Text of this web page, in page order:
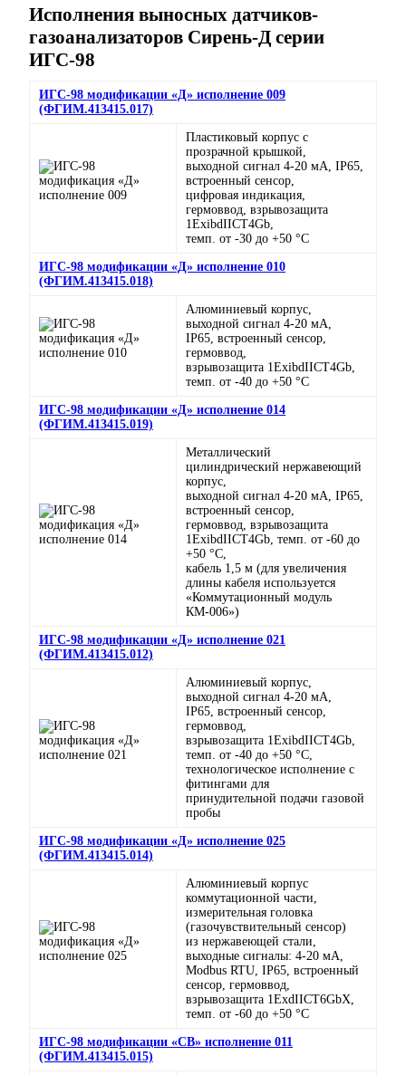
Исполнения выносных датчиков-
газоанализаторов Сирень-Д серии
ИГС-98
ИГС-98 модификации «Д» исполнение 009
(ФГИМ.413415.017)
Пластиковый корпус с
прозрачной крышкой,
выходной сигнал 4-20 мА, IP65,
встроенный сенсор,
цифровая индикация,
гермоввод, взрывозащита
1ExibdIICT4Gb,
темп. от -30 до +50 °C
ИГС-98 модификации «Д» исполнение 010
(ФГИМ.413415.018)
Алюминиевый корпус,
выходной сигнал 4-20 мА,
IP65, встроенный сенсор,
гермоввод,
взрывозащита 1ExibdIICT4Gb,
темп. от -40 до +50 °C
ИГС-98 модификации «Д» исполнение 014
(ФГИМ.413415.019)
Металлический
цилиндрический нержавеющий
корпус,
выходной сигнал 4-20 мА, IP65,
встроенный сенсор,
гермоввод, взрывозащита
1ExibdIICT4Gb, темп. от -60 до
+50 °C,
кабель 1,5 м (для увеличения
длины кабеля используется
«Коммутационный модуль
КМ-006»)
ИГС-98 модификации «Д» исполнение 021
(ФГИМ.413415.012)
Алюминиевый корпус,
выходной сигнал 4-20 мА,
IP65, встроенный сенсор,
гермоввод,
взрывозащита 1ExibdIICT4Gb,
темп. от -40 до +50 °C,
технологическое исполнение с
фитингами для
принудительной подачи газовой
пробы
ИГС-98 модификации «Д» исполнение 025
(ФГИМ.413415.014)
Алюминиевый корпус
коммутационной части,
измерительная головка
(газочувствительный сенсор)
из нержавеющей стали,
выходные сигналы: 4-20 мА,
Modbus RTU, IP65, встроенный
сенсор, гермоввод,
взрывозащита 1ExdIICT6GbX,
темп. от -60 до +50 °C
ИГС-98 модификации «СВ» исполнение 011
(ФГИМ.413415.015)